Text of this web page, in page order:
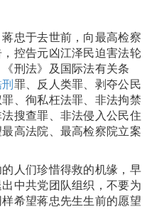
忠于去世前，向最高检察
控告元凶江泽民迫害法轮
刑法》及国际法有关条
罪、反人类罪、剥夺公民
、徇私枉法罪、非法拘禁
搜查罪、非法侵入公民住
高法院、最高检察院立案
人们珍惜得救的机缘，早
中共党团队组织，不要为
希望蒋忠先生生前的愿望